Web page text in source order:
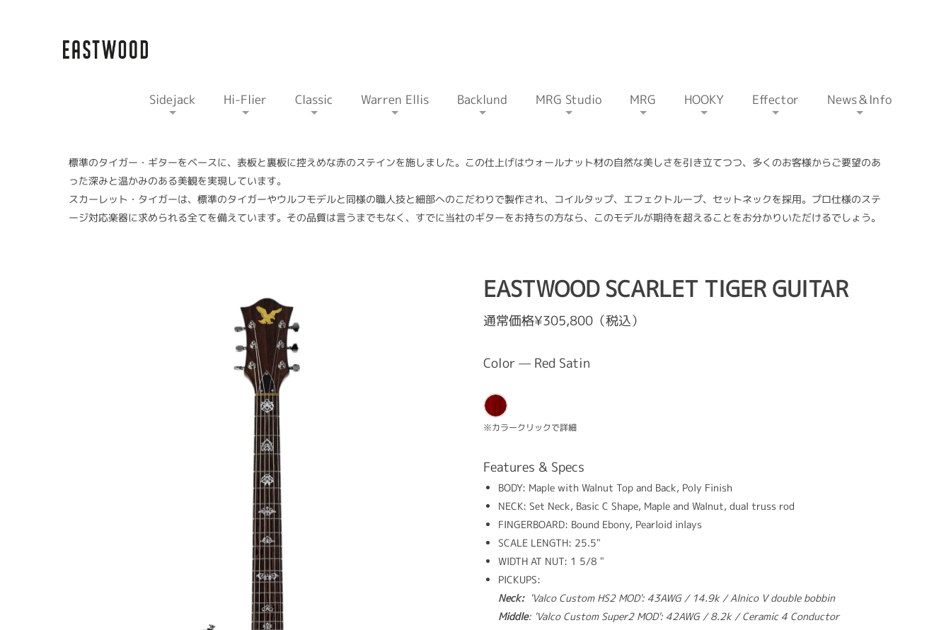
Sidejack Hi-Flier Classic Warren Ellis Backlund MRG Studio MRG HOOKY Effector News＆Info
標準のタイガー・ギターをベースに、表板と裏板に控えめな赤のステインを施しました。この仕上げはウォールナット材の自然な美しさを引き立てつつ、多くのお客様からご要望のあ
った深みと温かみのある美観を実現しています。
スカーレット・タイガーは、標準のタイガーやウルフモデルと同様の職人技と細部へのこだわりで製作され、コイルタップ、エフェクトループ、セットネックを採用。プロ仕様のステ
ージ対応楽器に求められる全てを備えています。その品質は言うまでもなく、すでに当社のギターをお持ちの方なら、このモデルが期待を超えることをお分かりいただけるでしょう。
EASTWOOD SCARLET TIGER GUITAR
通常価格¥305,800（税込）
Color — Red Satin
※カラークリックで詳細
Features & Specs
BODY: Maple with Walnut Top and Back, Poly Finish
NECK: Set Neck, Basic C Shape, Maple and Walnut, dual truss rod
FINGERBOARD: Bound Ebony, Pearloid inlays
SCALE LENGTH: 25.5"
WIDTH AT NUT: 1 5/8 "
PICKUPS:
Neck:'Valco Custom HS2 MOD': 43AWG / 14.9k / Alnico V double bobbin
Middle: 'Valco Custom Super2 MOD': 42AWG / 8.2k / Ceramic 4 Conductor